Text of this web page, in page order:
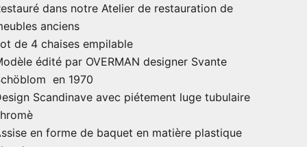
dans notre Atelier de restauration de
anciens
de 4 chaises empilable
édité par OVERMAN designer Svante
en 1970
Scandinave avec piétement luge tubulaire
en forme de baquet en matière plastique